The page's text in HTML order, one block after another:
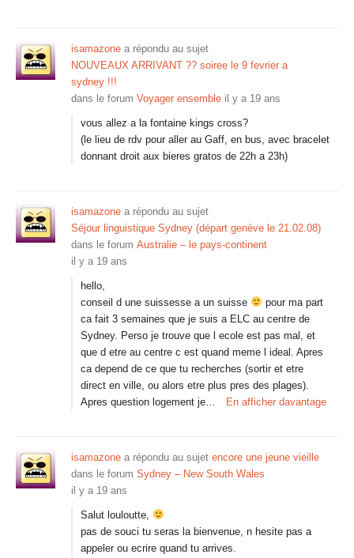
isamazone a répondu au sujet
NOUVEAUX ARRIVANT ?? soiree le 9 fevrier a
sydney !!!
dans le forum Voyager ensemble il y a 19 ans
vous allez a la fontaine kings cross?
(le lieu de rdv pour aller au Gaff, en bus, avec bracelet
donnant droit aux bieres gratos de 22h a 23h)
isamazone a répondu au sujet
Séjour linguistique Sydney (départ genève le 21.02.08)
dans le forum Australie – le pays-continent
il y a 19 ans
hello,
conseil d une suissesse a un suisse
pour ma part
ca fait 3 semaines que je suis a ELC au centre de
Sydney. Perso je trouve que l ecole est pas mal, et
que d etre au centre c est quand meme l ideal. Apres
ca depend de ce que tu recherches (sortir et etre
direct en ville, ou alors etre plus pres des plages).
Apres question logement je…
En afficher davantage
isamazone a répondu au sujet encore une jeune vieille
dans le forum Sydney – New South Wales
il y a 19 ans
Salut louloutte,
pas de souci tu seras la bienvenue, n hesite pas a
appeler ou ecrire quand tu arrives.